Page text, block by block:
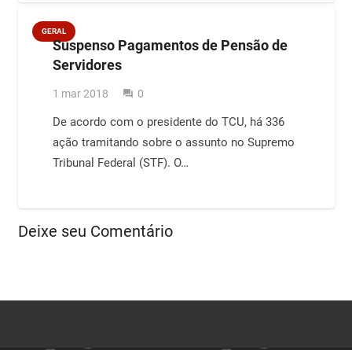
GERAL
Suspenso Pagamentos de Pensão de
Servidores
1 mar 2018 question_answer 0
De acordo com o presidente do TCU, há 336
ação tramitando sobre o assunto no Supremo
Tribunal Federal (STF). O…
Deixe seu Comentário